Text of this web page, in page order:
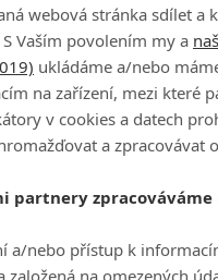
webová stránka sdílet a
Vaším povolením my a
ukládáme a/nebo
na zařízení, mezi které
v cookies a datech
a zpracovávat
partnery
a/nebo přístup k
založená na omezených